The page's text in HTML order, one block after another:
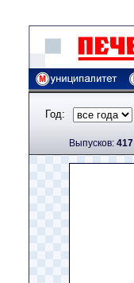
Год:
Выпусков: 417